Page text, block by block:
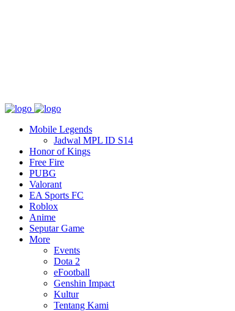
Mobile Legends
Jadwal MPL ID S14
Honor of Kings
Free Fire
PUBG
Valorant
EA Sports FC
Roblox
Anime
Seputar Game
More
Events
Dota 2
eFootball
Genshin Impact
Kultur
Tentang Kami